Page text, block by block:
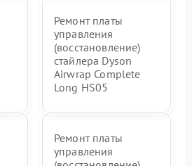
Ремонт платы
управления
(восстановление)
стайлера Dyson
Airwrap Complete
Long HS05
Ремонт платы
управления